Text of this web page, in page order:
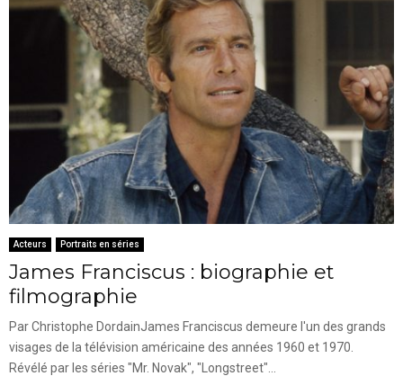
Acteurs Portraits en séries
James Franciscus : biographie et
filmographie
Par Christophe DordainJames Franciscus demeure l'un des grands
visages de la télévision américaine des années 1960 et 1970.
Révélé par les séries "Mr. Novak", "Longstreet"...